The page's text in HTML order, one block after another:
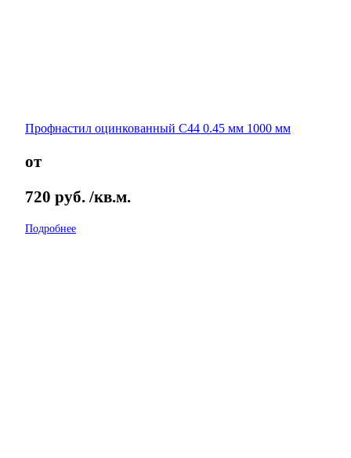
Профнастил оцинкованный С44 0.45 мм 1000 мм
от
720 руб. /кв.м.
Подробнее